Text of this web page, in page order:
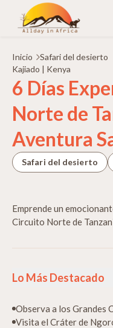
Inicio Safari del desierto
Kajiado | Kenya
6 Días
Norte de
Aventura
Safari del desierto
Emprende un
Circuito Norte de
Lo Más Destacado
Observa a los Grandes
Visita el Cráter de